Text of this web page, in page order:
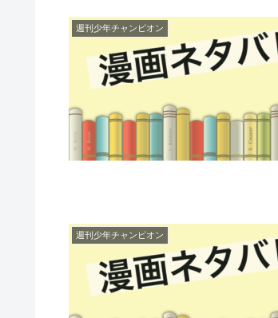
週刊少年チャンピオン
週刊少年チャンピオン